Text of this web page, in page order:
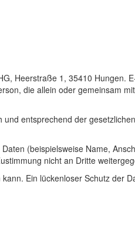
Heerstraße 1, 35410 Hungen.
die allein oder gemeinsam mit
entsprechend der gesetzlichen
(beispielsweise Name,
nicht an Dritte
Ein lückenloser Schutz der